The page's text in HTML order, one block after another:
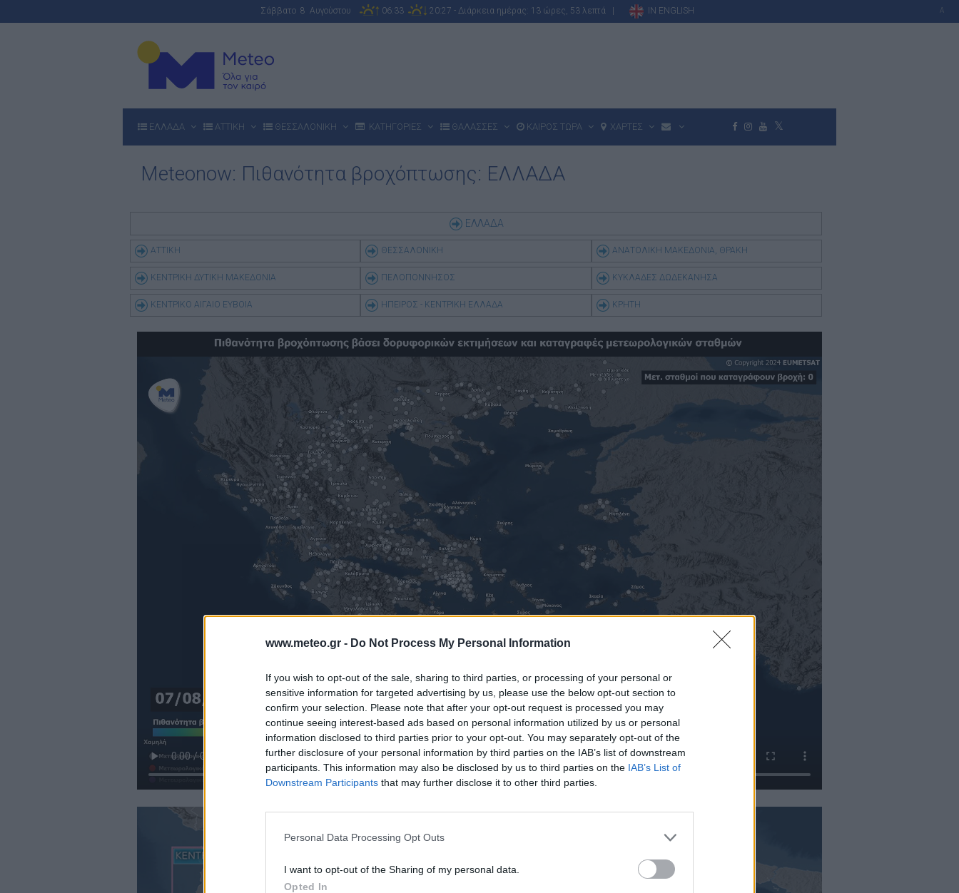
www.meteo.gr - Do Not Process My Personal Information
If you wish to opt-out of the sale, sharing to third parties, or processing of your personal or
sensitive information for targeted advertising by us, please use the below opt-out section to
confirm your selection. Please note that after your opt-out request is processed you may
continue seeing interest-based ads based on personal information utilized by us or personal
information disclosed to third parties prior to your opt-out. You may separately opt-out of the
further disclosure of your personal information by third parties on the IAB’s list of downstream
participants. This information may also be disclosed by us to third parties on the IAB’s List of
Downstream Participants that may further disclose it to other third parties.
Personal Data Processing Opt Outs
I want to opt-out of the Sharing of my personal data.
Opted In
Σάββατο 8 Αυγούστου 06:33 20:27 - Διάρκεια ημέρας: 13 ώρες, 53 λεπτά | IN ENGLISH A
ΕΛΛΑΔΑ ΑΤΤΙΚΗ ΘΕΣΣΑΛΟΝΙΚΗ ΚΑΤΗΓΟΡΙΕΣ ΘΑΛΑΣΣΕΣ ΚΑΙΡΟΣ ΤΩΡΑ ΧΑΡΤΕΣ
Meteonow: Πιθανότητα βροχόπτωσης: ΕΛΛΑΔΑ
ΕΛΛΑΔΑ
ΑΤΤΙΚΗ ΘΕΣΣΑΛΟΝΙΚΗ ΑΝΑΤΟΛΙΚΗ ΜΑΚΕΔΟΝΙΑ, ΘΡΑΚΗ
ΚΕΝΤΡΙΚΗ ΔΥΤΙΚΗ ΜΑΚΕΔΟΝΙΑ ΠΕΛΟΠΟΝΝΗΣΟΣ ΚΥΚΛΑΔΕΣ ΔΩΔΕΚΑΝΗΣΑ
ΚΕΝΤΡΙΚΟ ΑΙΓΑΙΟ ΕΥΒΟΙΑ ΗΠΕΙΡΟΣ - ΚΕΝΤΡΙΚΗ ΕΛΛΑΔΑ ΚΡΗΤΗ